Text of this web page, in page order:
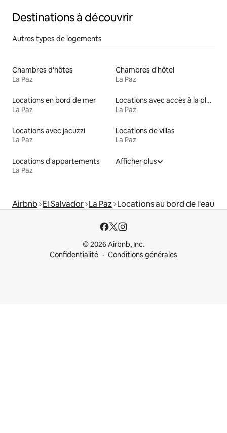
Destinations à découvrir
Autres types de logements
Chambres d'hôtes
La Paz
Chambres d'hôtel
La Paz
Locations en bord de mer
La Paz
Locations avec accès à la plage
La Paz
Locations avec jacuzzi
La Paz
Locations de villas
La Paz
Locations d'appartements
La Paz
Afficher plus
Airbnb El Salvador La Paz Locations au bord de l'eau
© 2026 Airbnb, Inc.
Confidentialité
Conditions générales